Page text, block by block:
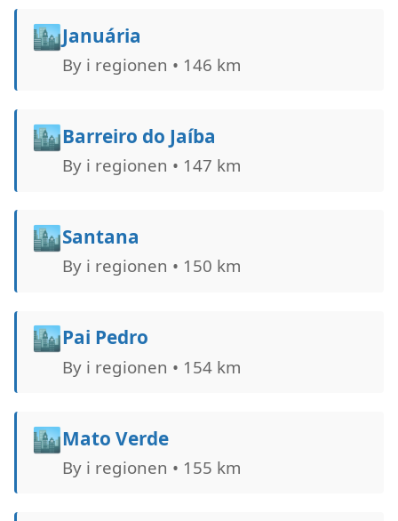
🏙️Januária
By i regionen • 146 km
🏙️Barreiro do Jaíba
By i regionen • 147 km
🏙️Santana
By i regionen • 150 km
🏙️Pai Pedro
By i regionen • 154 km
🏙️Mato Verde
By i regionen • 155 km